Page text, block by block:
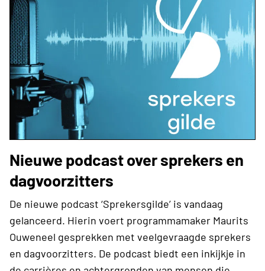
Nieuwe podcast over sprekers en
dagvoorzitters
De nieuwe podcast ‘Sprekersgilde’ is vandaag
gelanceerd. Hierin voert programmamaker Maurits
Ouweneel gesprekken met veelgevraagde sprekers
en dagvoorzitters. De podcast biedt een inkijkje in